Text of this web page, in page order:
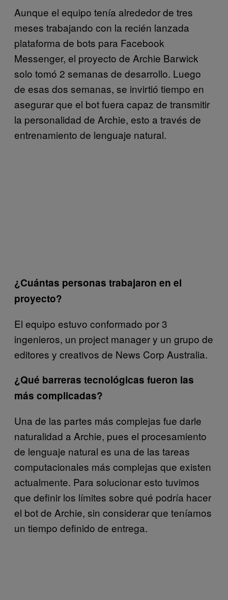
Aunque el equipo tenía alrededor de tres
meses trabajando con la recién lanzada
plataforma de bots para Facebook
Messenger, el proyecto de Archie Barwick
solo tomó 2 semanas de desarrollo. Luego
de esas dos semanas, se invirtió tiempo en
asegurar que el bot fuera capaz de transmitir
la personalidad de Archie, esto a través de
entrenamiento de lenguaje natural.
¿Cuántas personas trabajaron en el
proyecto?
El equipo estuvo conformado por 3
ingenieros, un project manager y un grupo de
editores y creativos de News Corp Australia.
¿Qué barreras tecnológicas fueron las
más complicadas?
Una de las partes más complejas fue darle
naturalidad a Archie, pues el procesamiento
de lenguaje natural es una de las tareas
computacionales más complejas que existen
actualmente. Para solucionar esto tuvimos
que definir los límites sobre qué podría hacer
el bot de Archie, sin considerar que teníamos
un tiempo definido de entrega.